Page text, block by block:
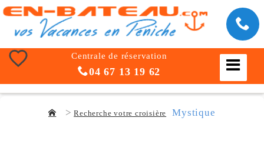
Centrale de réservation
04 67 13 19 62
Recherche votre croisière Mystique